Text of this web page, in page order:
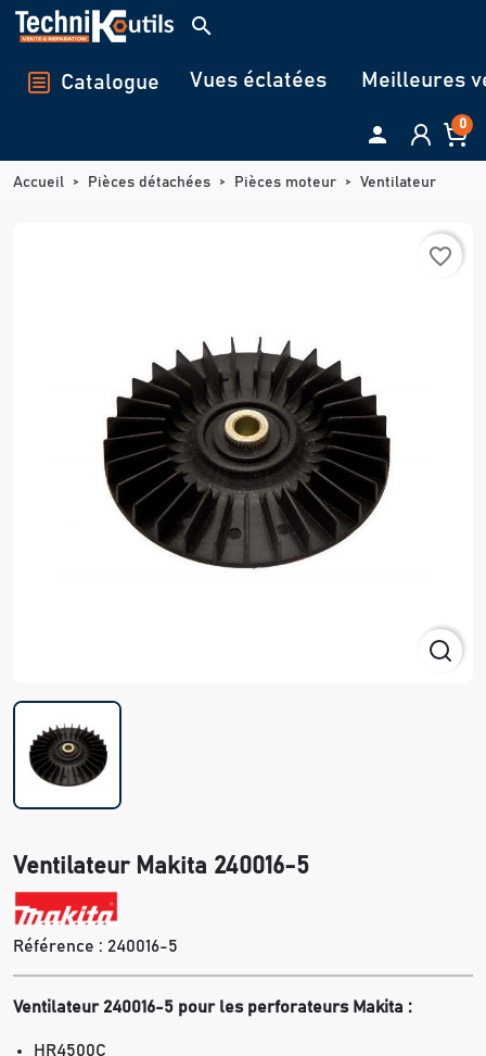
Panneau de gestion des cookies
search
Catalogue Vues éclatées Meilleures
 0
Accueil Pièces détachées Pièces moteur Ventilateur
favorite_border
Ventilateur Makita 240016-5
Référence : 240016-5
Ventilateur 240016-5 pour les perforateurs Makita :
HR4500C